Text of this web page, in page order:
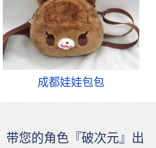
成都娃娃包包
带您的角色『破次元』出